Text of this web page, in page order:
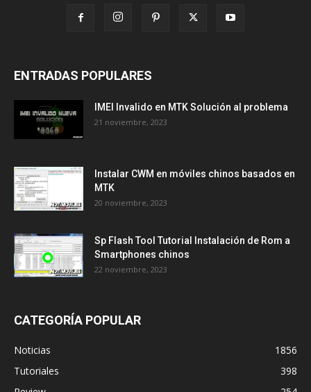
ENTRADAS POPULARES
IMEI Invalido en MTK Solución al problema
21 noviembre, 2023
Instalar CWM en móviles chinos basados en
MTK
20 noviembre, 2023
Sp Flash Tool Tutorial Instalación de Rom a
Smartphones chinos
22 noviembre, 2023
CATEGORÍA POPULAR
Noticias
1856
Tutoriales
398